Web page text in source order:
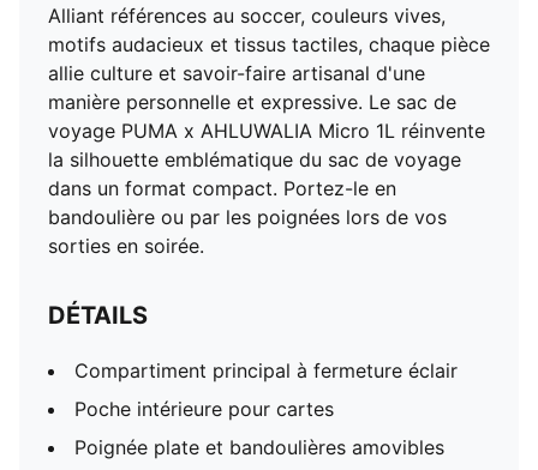
Alliant références au soccer, couleurs vives,
motifs audacieux et tissus tactiles, chaque pièce
allie culture et savoir-faire artisanal d'une
manière personnelle et expressive. Le sac de
voyage PUMA x AHLUWALIA Micro 1L réinvente
la silhouette emblématique du sac de voyage
dans un format compact. Portez-le en
bandoulière ou par les poignées lors de vos
sorties en soirée.
DÉTAILS
Compartiment principal à fermeture éclair
Poche intérieure pour cartes
Poignée plate et bandoulières amovibles